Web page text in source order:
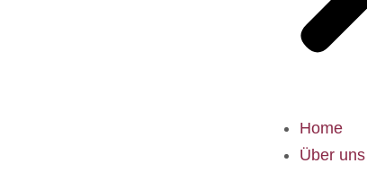
Home
Über uns